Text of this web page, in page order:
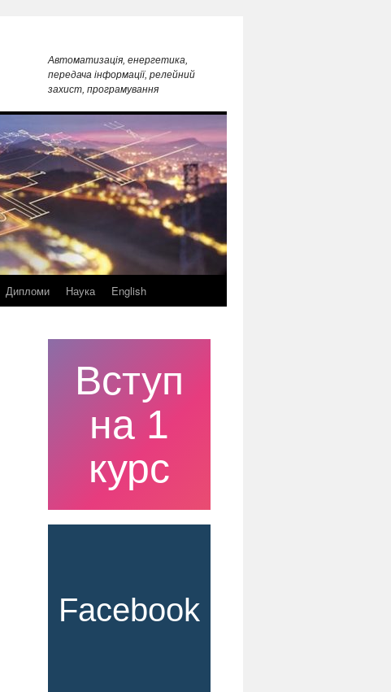
Автоматизація, енергетика,
передача інформації, релейний
захист, програмування
Дипломи Наука English
Вступ
на 1
курс
Facebook